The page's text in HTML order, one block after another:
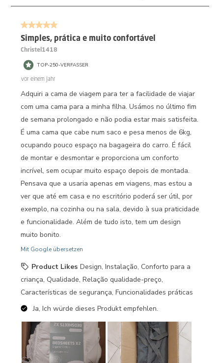
3
Bewertungen.
5 von 5 Sternen.
Simples, prática e muito confortável
Christel1418
TOP-250-VERFASSER
vor einem Jahr
Adquiri a cama de viagem para ter a facilidade de viajar
com uma cama para a minha filha. Usámos no último fim
de semana prolongado e não podia estar mais satisfeita.
É uma cama que cabe num saco e pesa menos de 6kg,
ocupando pouco espaço na bagageira do carro. É fácil
de montar e desmontar e proporciona um conforto
incrível, sem ocupar muito espaço depois de montada.
Pensava que a usaria apenas em viagens, mas estou a
ver que até em casa e no escritório poderá ser útil, por
exemplo, na cozinha ou na sala, devido à sua praticidade
e funcionalidade. Além de tudo isto, tem um design
muito bonito.
Mit Google übersetzen
Product Likes Design, Instalação, Conforto para a
criança, Qualidade, Relação qualidade-preço,
Características de segurança, Funcionalidades práticas
Ja, Ich würde dieses Produkt empfehlen.